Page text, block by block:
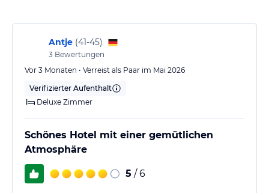
erfrischendes Bad im Pool. Nutzen Sie auch die kostenlosen
Computer mit Internetzugang in der Hotelbibliothek. Das Resort
verfügt zudem über einen Tourenschalter, der Ihnen bei der
Organisation von Ausflügen behilflich ist. Kostenlose
Hinweis: Verfasst von HolidayCheck mit Hilfe von KI. Alle
Antje (41-45)
3 Bewertungen
Vor 3 Monaten • Verreist als Paar im Mai 2026
Verifizierter Aufenthalt
Deluxe Zimmer
Schönes Hotel mit einer gemütlichen
Atmosphäre
5 / 6